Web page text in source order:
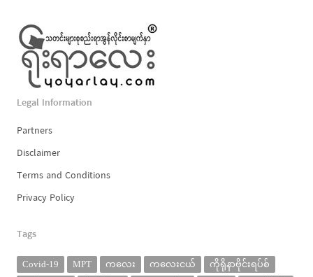
Legal Information
Partners
Disclaimer
Terms and Conditions
Privacy Policy
Tags
Covid-19 MPT ကလေး ကလေးငယ်
ကိုရိုနာဗိုင်းရပ်စ်